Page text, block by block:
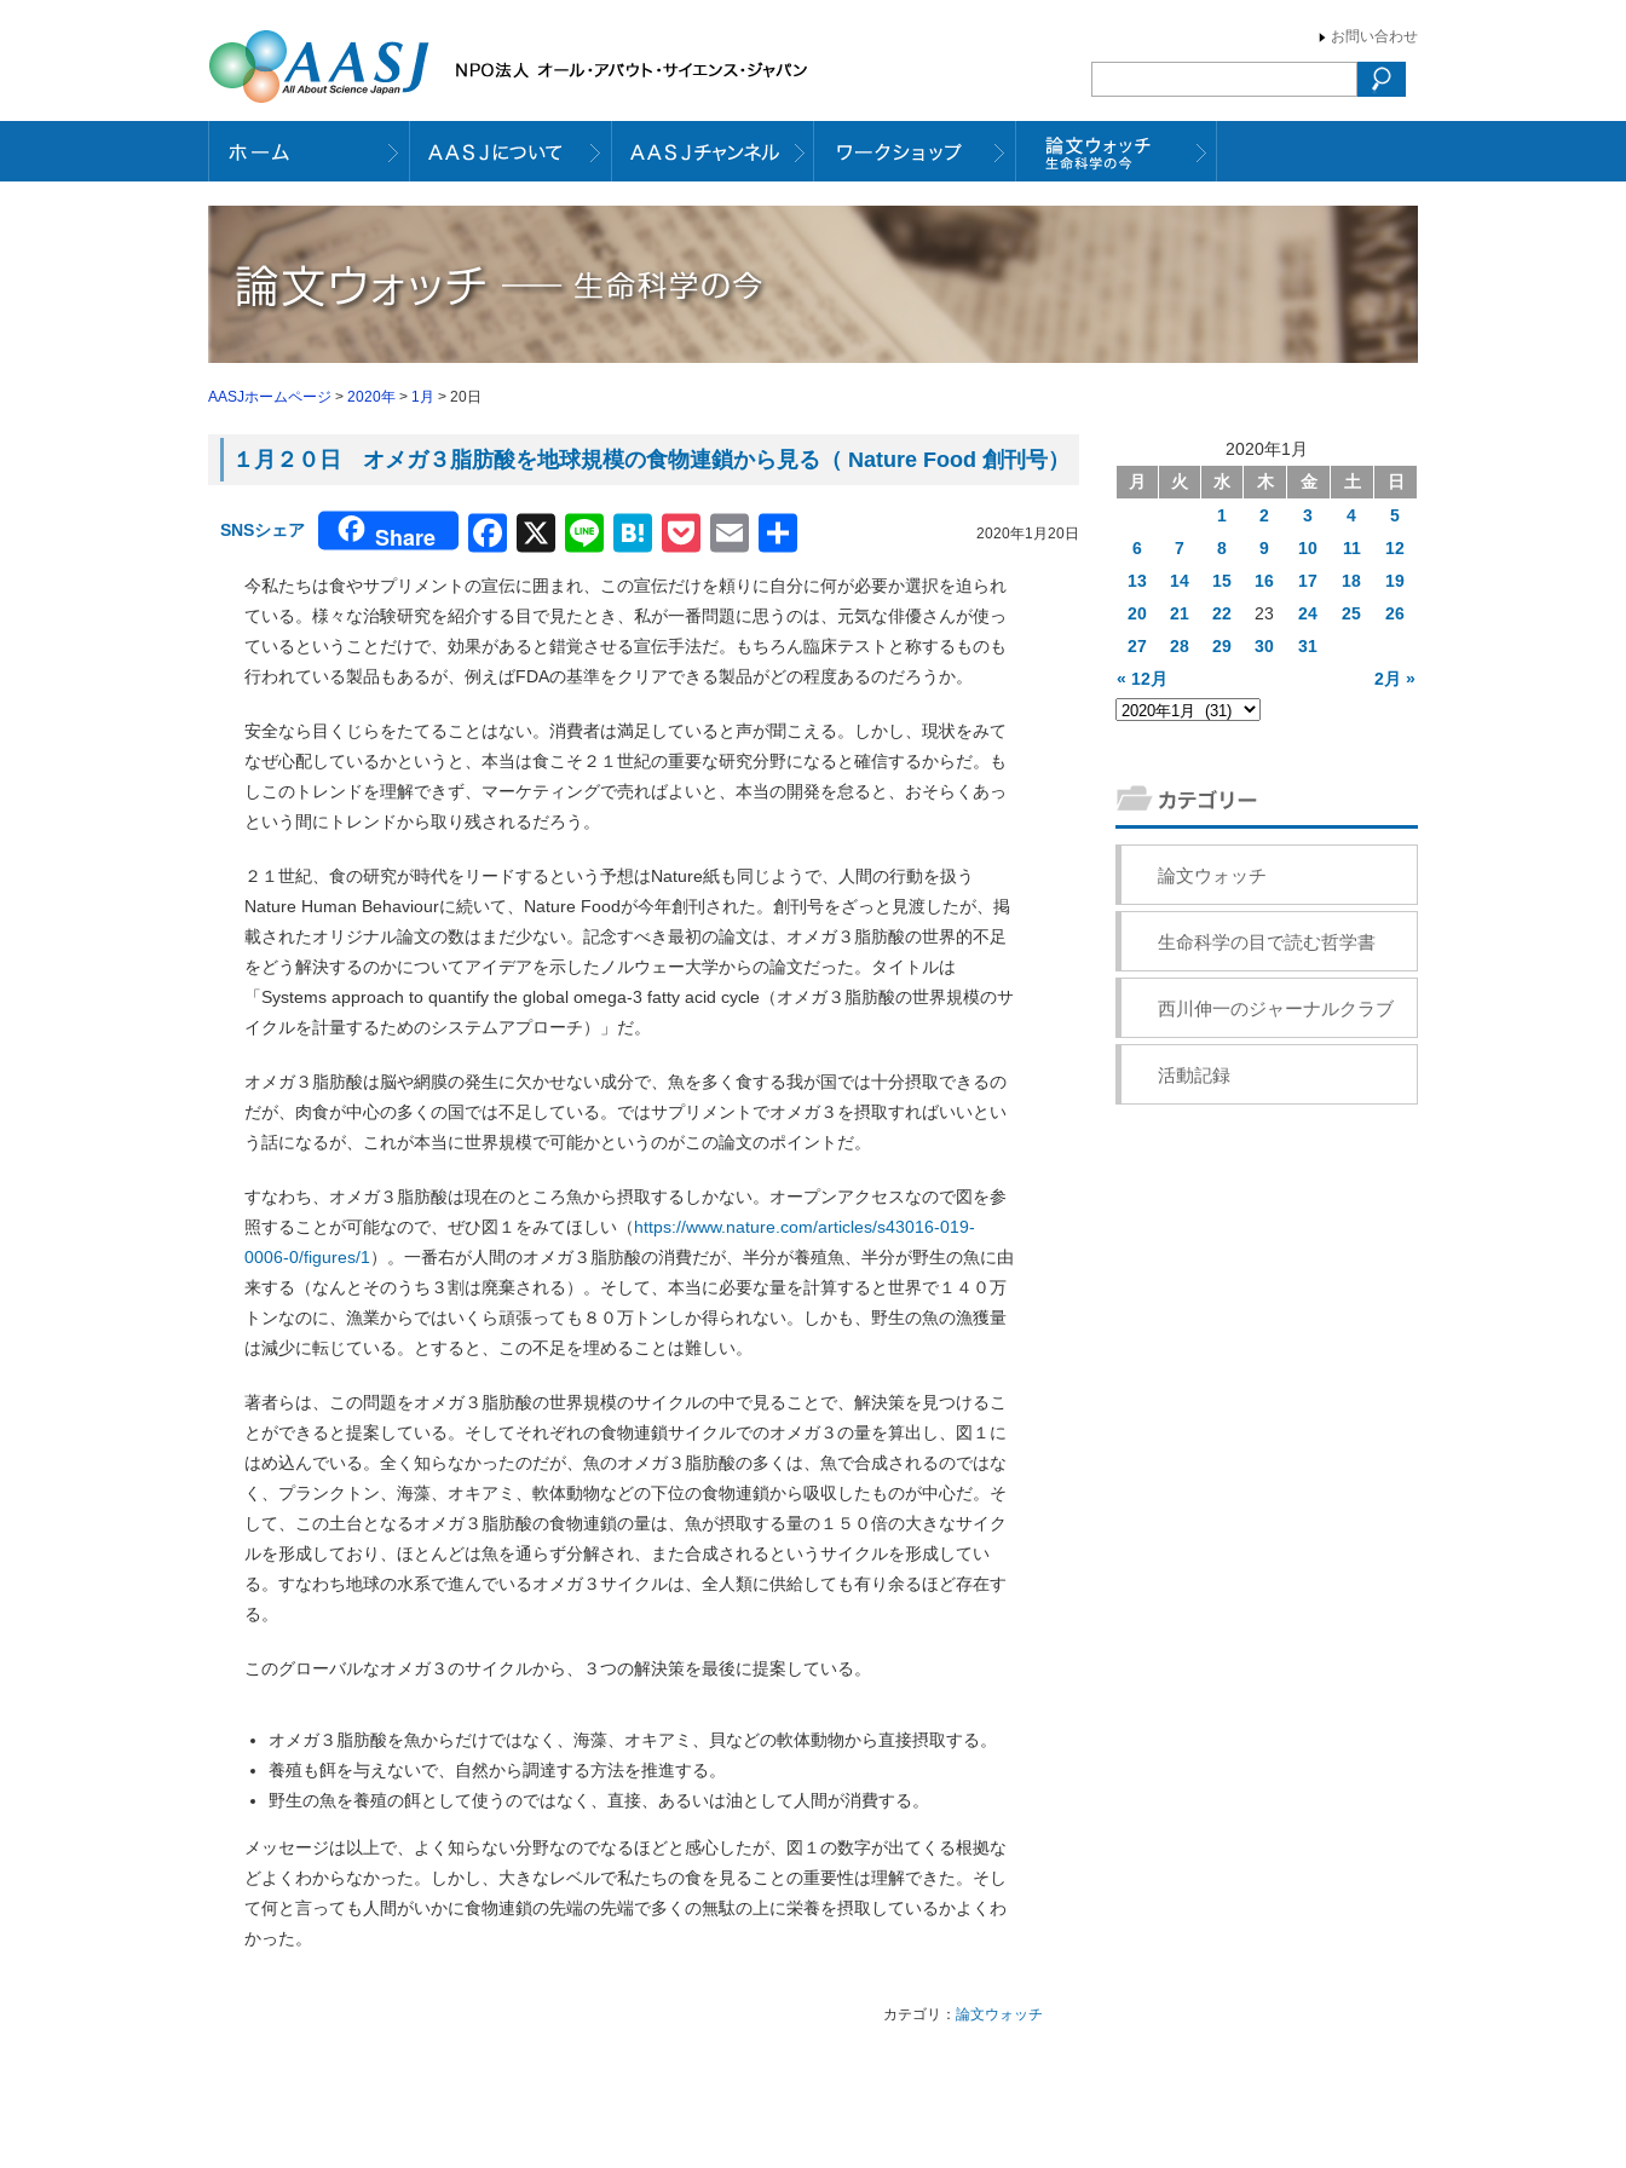
お問い合わせ
AASJホームページ > 2020年 > 1月 > 20日
１月２０日 オメガ３脂肪酸を地球規模の食物連鎖から見る（ Nature Food 創刊号）
2020年1月20日
SNSシェア Share Facebook
X LineHatena
Pocket
Email
有
今私たちは食やサプリメントの宣伝に囲まれ、この宣伝だけを頼りに自分に何が必要か選択を迫られ
ている。様々な治験研究を紹介する目で見たとき、私が一番問題に思うのは、元気な俳優さんが使っ
ているということだけで、効果があると錯覚させる宣伝手法だ。もちろん臨床テストと称するものも
行われている製品もあるが、例えばFDAの基準をクリアできる製品がどの程度あるのだろうか。
安全なら目くじらをたてることはない。消費者は満足していると声が聞こえる。しかし、現状をみて
なぜ心配しているかというと、本当は食こそ２１世紀の重要な研究分野になると確信するからだ。も
しこのトレンドを理解できず、マーケティングで売ればよいと、本当の開発を怠ると、おそらくあっ
という間にトレンドから取り残されるだろう。
２１世紀、食の研究が時代をリードするという予想はNature紙も同じようで、人間の行動を扱う
Nature Human Behaviourに続いて、Nature Foodが今年創刊された。創刊号をざっと見渡したが、掲
載されたオリジナル論文の数はまだ少ない。記念すべき最初の論文は、オメガ３脂肪酸の世界的不足
をどう解決するのかについてアイデアを示したノルウェー大学からの論文だった。タイトルは
「Systems approach to quantify the global omega-3 fatty acid cycle（オメガ３脂肪酸の世界規模のサ
イクルを計量するためのシステムアプローチ）」だ。
オメガ３脂肪酸は脳や網膜の発生に欠かせない成分で、魚を多く食する我が国では十分摂取できるの
だが、肉食が中心の多くの国では不足している。ではサプリメントでオメガ３を摂取すればいいとい
う話になるが、これが本当に世界規模で可能かというのがこの論文のポイントだ。
すなわち、オメガ３脂肪酸は現在のところ魚から摂取するしかない。オープンアクセスなので図を参
照することが可能なので、ぜひ図１をみてほしい（https://www.nature.com/articles/s43016-019-
0006-0/figures/1 ）。一番右が人間のオメガ３脂肪酸の消費だが、半分が養殖魚、半分が野生の魚に由
来する（なんとそのうち３割は廃棄される）。そして、本当に必要な量を計算すると世界で１４０万
トンなのに、漁業からではいくら頑張っても８０万トンしか得られない。しかも、野生の魚の漁獲量
は減少に転じている。とすると、この不足を埋めることは難しい。
著者らは、この問題をオメガ３脂肪酸の世界規模のサイクルの中で見ることで、解決策を見つけるこ
とができると提案している。そしてそれぞれの食物連鎖サイクルでのオメガ３の量を算出し、図１に
はめ込んでいる。全く知らなかったのだが、魚のオメガ３脂肪酸の多くは、魚で合成されるのではな
く、プランクトン、海藻、オキアミ、軟体動物などの下位の食物連鎖から吸収したものが中心だ。そ
して、この土台となるオメガ３脂肪酸の食物連鎖の量は、魚が摂取する量の１５０倍の大きなサイク
ルを形成しており、ほとんどは魚を通らず分解され、また合成されるというサイクルを形成してい
る。すなわち地球の水系で進んでいるオメガ３サイクルは、全人類に供給しても有り余るほど存在す
る。
このグローバルなオメガ３のサイクルから、３つの解決策を最後に提案している。
オメガ３脂肪酸を魚からだけではなく、海藻、オキアミ、貝などの軟体動物から直接摂取する。
養殖も餌を与えないで、自然から調達する方法を推進する。
野生の魚を養殖の餌として使うのではなく、直接、あるいは油として人間が消費する。
メッセージは以上で、よく知らない分野なのでなるほどと感心したが、図１の数字が出てくる根拠な
どよくわからなかった。しかし、大きなレベルで私たちの食を見ることの重要性は理解できた。そし
て何と言っても人間がいかに食物連鎖の先端の先端で多くの無駄の上に栄養を摂取しているかよくわ
かった。
カテゴリ： 論文ウォッチ
2020年1月
月
火 水 木 金 土 日
« 12月 2月 »
1 2 3 4
5
6
7 8 9 10 11
12
13
14 15 16 17 18
19
20
21 22 23 24 25
26
27
28 29 30 31
論文ウォッチ
生命科学の目で読む哲学書
西川伸一のジャーナルクラブ
活動記録